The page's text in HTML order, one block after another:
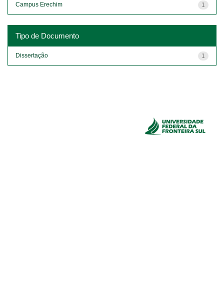
1
Campus Erechim
Tipo de Documento
1
Dissertação